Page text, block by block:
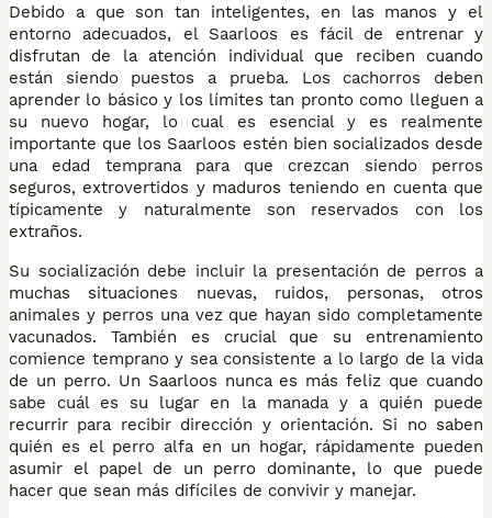
Debido a que son tan inteligentes, en las manos y el
entorno adecuados, el Saarloos es fácil de entrenar y
disfrutan de la atención individual que reciben cuando
están siendo puestos a prueba. Los cachorros deben
aprender lo básico y los límites tan pronto como lleguen a
su nuevo hogar, lo cual es esencial y es realmente
importante que los Saarloos estén bien socializados desde
una edad temprana para que crezcan siendo perros
seguros, extrovertidos y maduros teniendo en cuenta que
típicamente y naturalmente son reservados con los
extraños.
Su socialización debe incluir la presentación de perros a
muchas situaciones nuevas, ruidos, personas, otros
animales y perros una vez que hayan sido completamente
vacunados. También es crucial que su entrenamiento
comience temprano y sea consistente a lo largo de la vida
de un perro. Un Saarloos nunca es más feliz que cuando
sabe cuál es su lugar en la manada y a quién puede
recurrir para recibir dirección y orientación. Si no saben
quién es el perro alfa en un hogar, rápidamente pueden
asumir el papel de un perro dominante, lo que puede
hacer que sean más difíciles de convivir y manejar.